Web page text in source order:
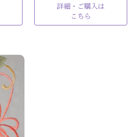
詳細・ご購入は
こちら